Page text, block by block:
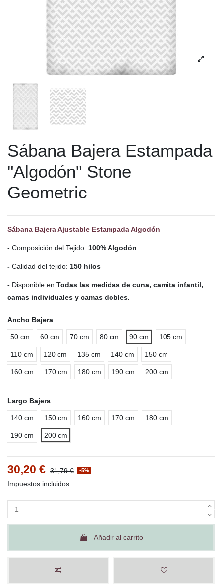
Sábana Bajera Estampada
"Algodón" Stone
Geometric
Sábana Bajera Ajustable Estampada Algodón
- Composición del Tejido: 100% Algodón
- Calidad del tejido: 150 hilos
- Disponible en Todas las medidas de cuna, camita infantil,
camas individuales y camas dobles.
Ancho Bajera
50 cm 60 cm 70 cm 80 cm 90 cm 105 cm
110 cm 120 cm 135 cm 140 cm 150 cm
160 cm 170 cm 180 cm 190 cm 200 cm
Largo Bajera
140 cm 150 cm 160 cm 170 cm 180 cm
190 cm 200 cm
30,20 € 31,79 € -5%
Impuestos incluidos
Añadir al carrito